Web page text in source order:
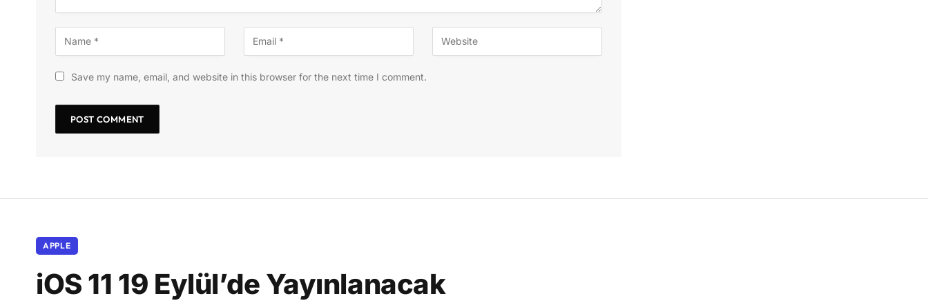
Save my name, email, and website in this browser for the next time I comment.
APPLE
iOS 11 19 Eylül’de Yayınlanacak